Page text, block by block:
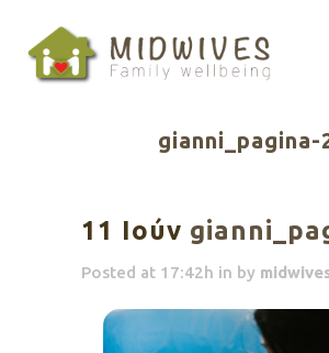
gianni_pagina-
11 Ιούν
Posted at 17:42h in by